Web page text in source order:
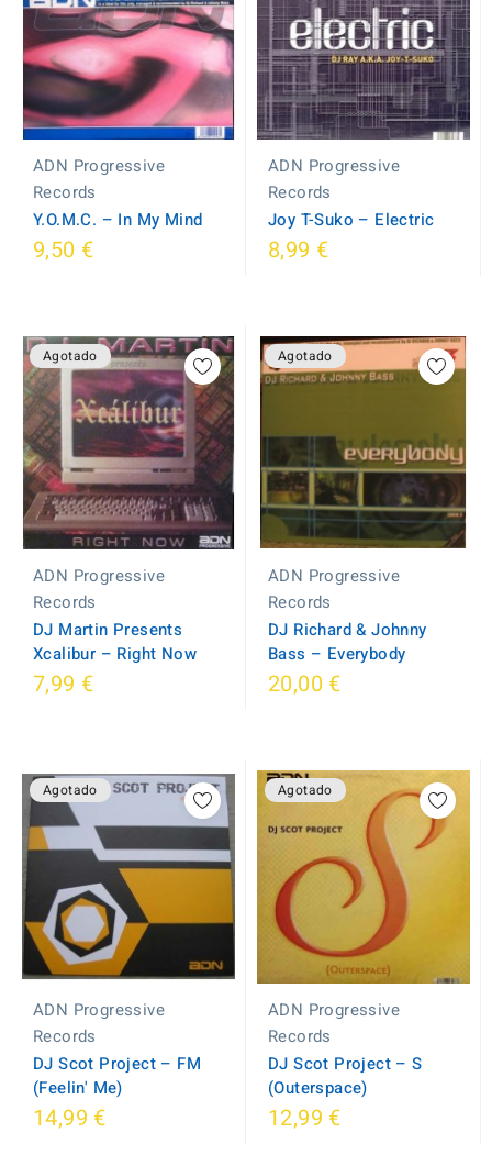
ADN Progressive
Records
Y.O.M.C. ‎– In My Mind
9,50 €
ADN Progressive
Records
Joy T-Suko ‎– Electric
8,99 €
Agotado
ADN Progressive
Records
DJ Martin Presents
Xcalibur ‎– Right Now
7,99 €
Agotado
ADN Progressive
Records
DJ Richard & Johnny
Bass ‎– Everybody
20,00 €
Agotado
ADN Progressive
Records
DJ Scot Project ‎– FM
(Feelin' Me)
14,99 €
Agotado
ADN Progressive
Records
DJ Scot Project ‎– S
(Outerspace)
12,99 €